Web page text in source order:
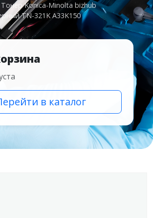
Тонер Konica-Minolta bizhub
TN-321K A33K150
в каталог